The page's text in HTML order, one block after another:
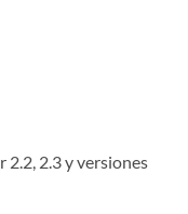
2.3 y versiones